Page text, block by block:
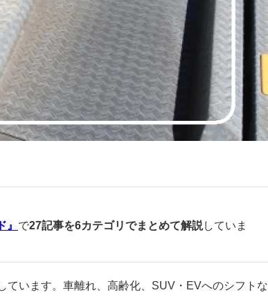
で27記事を6カテゴリでまとめて解説していま
ています。車離れ、高齢化、SUV・EVへのシフトな